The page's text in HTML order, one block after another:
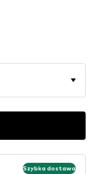
Szybka dostawa